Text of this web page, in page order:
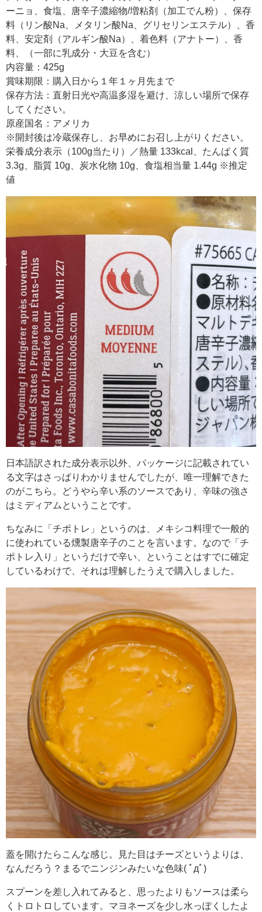
ーニョ、食塩、唐辛子濃縮物/増粘剤（加工でん粉）、保存
料（リン酸Na、メタリン酸Na、グリセリンエステル）、香
料、安定剤（アルギン酸Na）、着色料（アナトー）、香
料、（一部に乳成分・大豆を含む）
内容量：425g
賞味期限：購入日から１年１ヶ月先まで
保存方法：直射日光や高温多湿を避け、涼しい場所で保存
してください。
原産国名：アメリカ
※開封後は冷蔵保存し、お早めにお召し上がりください。
栄養成分表示（100g当たり）／熱量 133kcal、たんぱく質
3.3g、脂質 10g、炭水化物 10g、食塩相当量 1.44g ※推定
値
日本語訳された成分表示以外、パッケージに記載されてい
る文字はさっぱりわかりませんでしたが、唯一理解できた
のがこちら。どうやら辛い系のソースであり、辛味の強さ
はミディアムということです。
ちなみに「チポトレ」というのは、メキシコ料理で一般的
に使われている燻製唐辛子のことを言います。なので「チ
ポトレ入り」というだけで辛い、ということはすでに確定
しているわけで、それは理解したうえで購入しました。
蓋を開けたらこんな感じ。見た目はチーズというよりは、
なんだろう？まるでニンジンみたいな色味( ﾟдﾟ)
スプーンを差し入れてみると、思ったよりもソースは柔ら
くトロトロしています。マヨネーズを少し水っぽくしたよ